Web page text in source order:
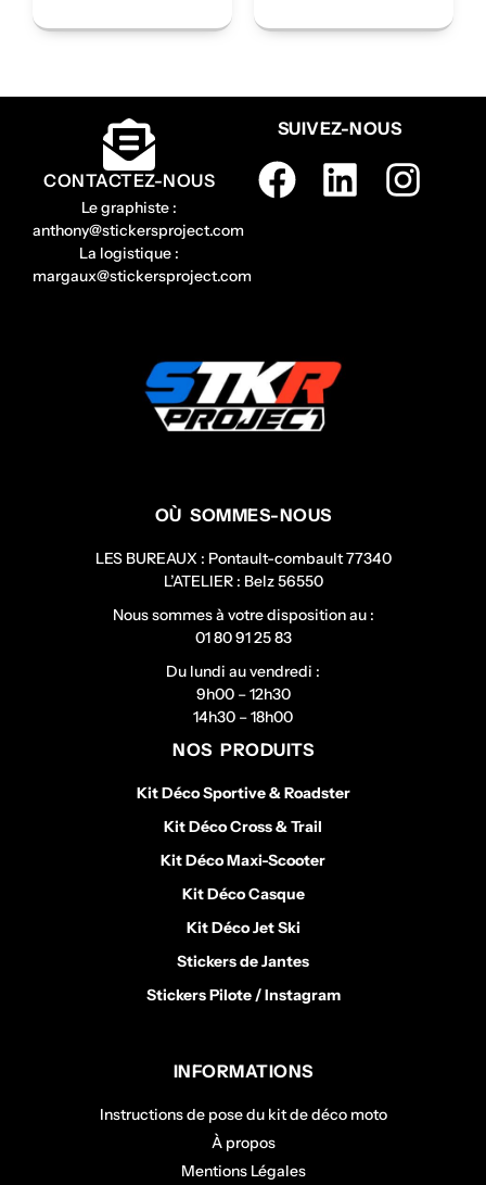
CONTACTEZ-NOUS
Le graphiste :
anthony@stickersproject.com
La logistique :
margaux@stickersproject.com
SUIVEZ-NOUS
OÙ SOMMES-NOUS
LES BUREAUX : Pontault-combault 77340
L’ATELIER : Belz 56550
Nous sommes à votre disposition au :
01 80 91 25 83
Du lundi au vendredi :
9h00 – 12h30
14h30 – 18h00
NOS PRODUITS
Kit Déco Sportive & Roadster
Kit Déco Cross & Trail
Kit Déco Maxi-Scooter
Kit Déco Casque
Kit Déco Jet Ski
Stickers de Jantes
Stickers Pilote / Instagram
INFORMATIONS
Instructions de pose du kit de déco moto
À propos
Mentions Légales